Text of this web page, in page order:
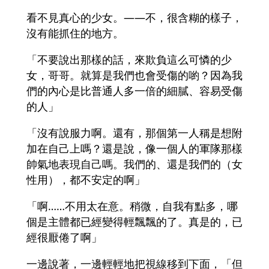
看不見真心的少女。――不，很含糊的樣子，
沒有能抓住的地方。
「不要說出那樣的話，來欺負這么可憐的少
女，哥哥。就算是我們也會受傷的喲？因為我
們的內心是比普通人多一倍的細膩、容易受傷
的人」
「沒有說服力啊。還有，那個第一人稱是想附
加在自己上嗎？還是說，像一個人的軍隊那樣
帥氣地表現自己嗎。我們的、還是我們的（女
性用），都不安定的啊」
「啊……不用太在意。稍微，自我有點多，哪
個是主體都已經變得輕飄飄的了。真是的，已
經很厭倦了啊」
一邊說著，一邊輕輕地把視線移到下面，「但